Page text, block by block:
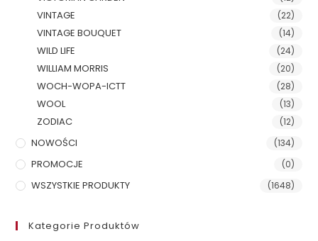
VINTAGE (22)
VINTAGE BOUQUET (14)
WILD LIFE (24)
WILLIAM MORRIS (20)
WOCH-WOPA-ICTT (28)
WOOL (13)
ZODIAC (12)
NOWOŚCI (134)
PROMOCJE (0)
WSZYSTKIE PRODUKTY (1648)
Kategorie Produktów